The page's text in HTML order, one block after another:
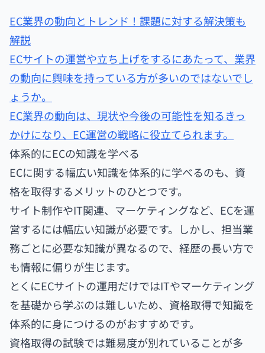
EC業界の動向とトレンド！課題に対する解決策も
解説
ECサイトの運営や立ち上げをするにあたって、業界
の動向に興味を持っている方が多いのではないでし
ょうか。
EC業界の動向は、現状や今後の可能性を知るきっ
かけになり、EC運営の戦略に役立てられます。
体系的にECの知識を学べる
ECに関する幅広い知識を体系的に学べるのも、資
格を取得するメリットのひとつです。
サイト制作やIT関連、マーケティングなど、ECを運
営するには幅広い知識が必要です。しかし、担当業
務ごとに必要な知識が異なるので、経歴の長い方で
も情報に偏りが生じます。
とくにECサイトの運用だけではITやマーケティング
を基礎から学ぶのは難しいため、資格取得で知識を
体系的に身につけるのがおすすめです。
資格取得の試験では難易度が別れていることが多